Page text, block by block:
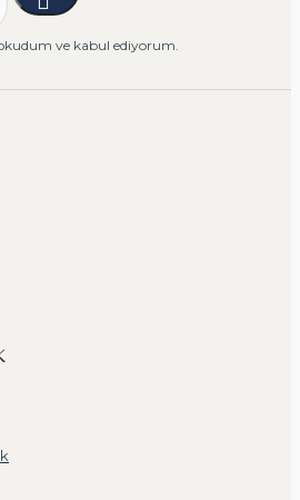
ve kabul ediyorum.